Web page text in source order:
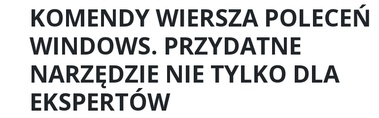
KOMENDY WIERSZA POLECEŃ
WINDOWS. PRZYDATNE
NARZĘDZIE NIE TYLKO DLA
EKSPERTÓW